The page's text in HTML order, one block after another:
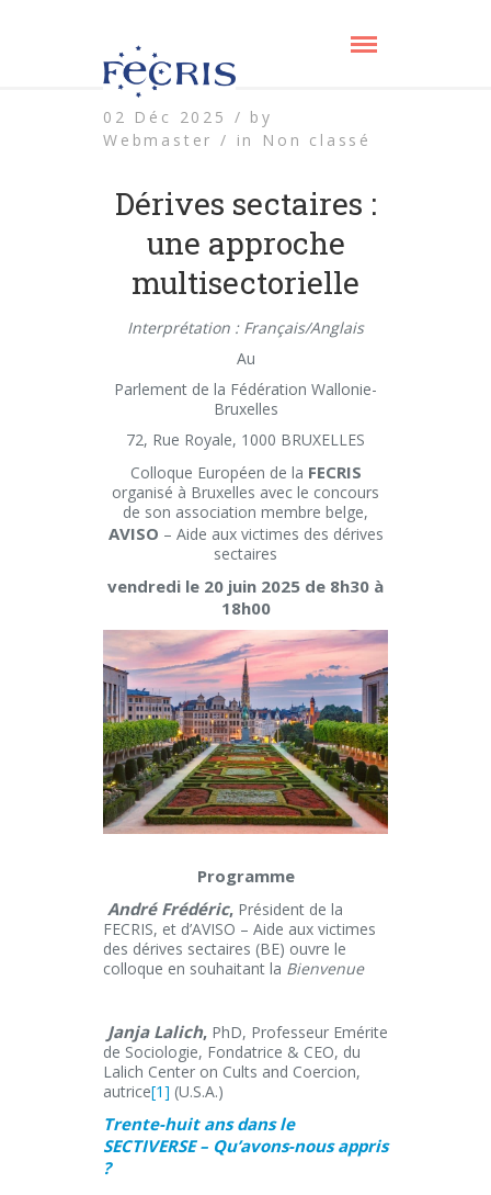
02 Déc 2025 / by
Webmaster / in Non classé
Dérives sectaires :
une approche
multisectorielle
Interprétation : Français/Anglais
Au
Parlement de la Fédération Wallonie-
Bruxelles
72, Rue Royale, 1000 BRUXELLES
Colloque Européen de la FECRIS
organisé à Bruxelles avec le concours
de son association membre belge,
AVISO – Aide aux victimes des dérives
sectaires
vendredi le 20 juin 2025 de 8h30 à
18h00
Programme
André Frédéric, Président de la
FECRIS, et d’AVISO – Aide aux victimes
des dérives sectaires (BE) ouvre le
colloque en souhaitant la Bienvenue
Janja Lalich, PhD, Professeur Emérite
de Sociologie, Fondatrice & CEO, du
Lalich Center on Cults and Coercion,
autrice[1] (U.S.A.)
Trente-huit ans dans le
SECTIVERSE – Qu’avons-nous appris
?